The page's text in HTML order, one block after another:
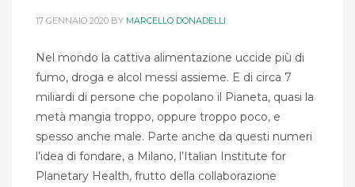
17 GENNAIO 2020 BY MARCELLO DONADELLI
Nel mondo la cattiva alimentazione uccide più di
fumo, droga e alcol messi assieme. E di circa 7
miliardi di persone che popolano il Pianeta, quasi la
metà mangia troppo, oppure troppo poco, e
spesso anche male. Parte anche da questi numeri
l’idea di fondare, a Milano, l’Italian Institute for
Planetary Health, frutto della collaborazione